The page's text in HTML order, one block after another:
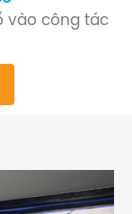
vào công tác